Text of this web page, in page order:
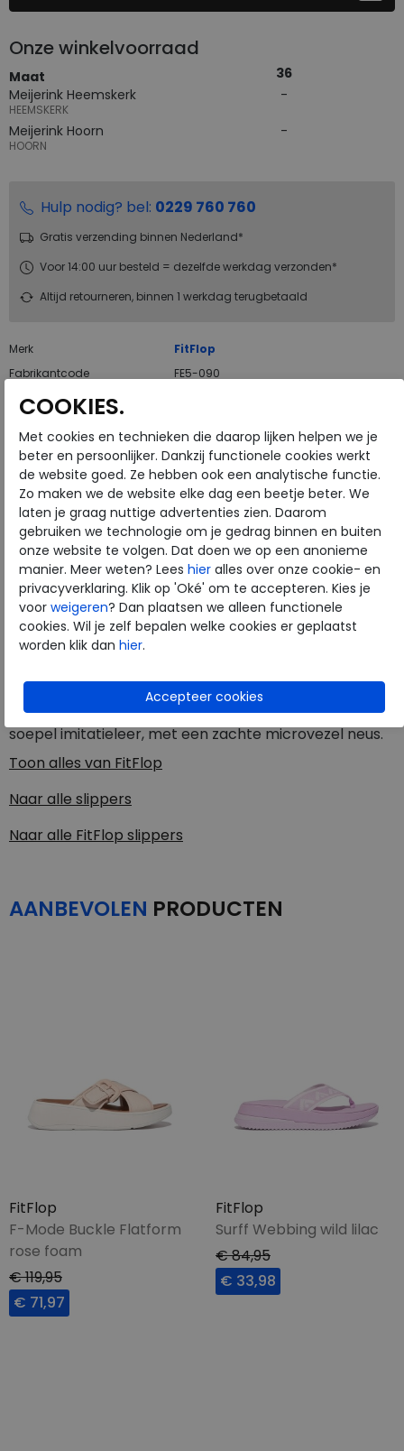
Laat je accessoires thuis - deze elegante sandalen zijn
alles wat je nodig hebt. Ze kleden elke look aan met
een trio van gladde metallic-gekleurde 'hars' schijven
in mat geborstelde metalen omhulsels (dat is
geometrie waar we van houden). Met daaronder onze
Microwobbleboard tussenzolen voor non-stop
ergonomisch comfort. Deze versie is gemaakt van
soepel imitatieleer, met een zachte microvezel neus.
Toon alles van FitFlop
Naar alle slippers
Naar alle FitFlop slippers
Onze winkelvoorraad
Maat
36
Meijerink Heemskerk
HEEMSKERK
Meijerink Hoorn
HOORN
Hulp nodig? bel: 0229 760 760
Gratis verzending binnen Nederland*
Voor 14:00 uur besteld = dezelfde werkdag verzonden*
Altijd retourneren, binnen 1 werkdag terugbetaald
Merk
FitFlop
Fabrikantcode
FE5-090
Bestelcode
Materiaal
Pu
Uitneembaar voetbed
nee
AANBEVOLEN PRODUCTEN
FitFlop
F-Mode Buckle Flatform
rose foam
€ 119,95
€ 71,97
FitFlop
Surff Webbing wild lilac
€ 84,95
€ 33,98
COOKIES.
Met cookies en technieken die daarop lijken helpen we je
beter en persoonlijker. Dankzij functionele cookies werkt
de website goed. Ze hebben ook een analytische functie.
Zo maken we de website elke dag een beetje beter. We
laten je graag nuttige advertenties zien. Daarom
gebruiken we technologie om je gedrag binnen en buiten
onze website te volgen. Dat doen we op een anonieme
manier. Meer weten? Lees hier alles over onze cookie- en
privacyverklaring. Klik op 'Oké' om te accepteren. Kies je
voor weigeren? Dan plaatsen we alleen functionele
cookies. Wil je zelf bepalen welke cookies er geplaatst
worden klik dan hier.